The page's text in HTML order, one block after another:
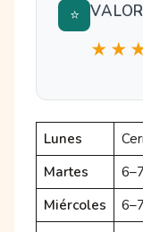
⭐
Lunes
Martes
Miércoles